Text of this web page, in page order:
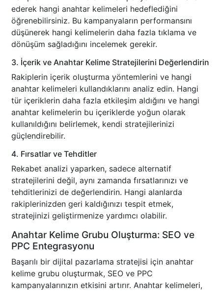
ederek hangi anahtar kelimeleri hedeflediğini
öğrenebilirsiniz. Bu kampanyaların performansını
düşünerek hangi kelimelerin daha fazla tıklama ve
dönüşüm sağladığını incelemek gerekir.
3. İçerik ve Anahtar Kelime Stratejilerini Değerlendirin
Rakiplerin içerik oluşturma yöntemlerini ve hangi
anahtar kelimeleri kullandıklarını analiz edin. Hangi
tür içeriklerin daha fazla etkileşim aldığını ve hangi
anahtar kelimelerin bu içeriklerde yoğun olarak
kullanıldığını belirlemek, kendi stratejilerinizi
güçlendirebilir.
4. Fırsatlar ve Tehditler
Rekabet analizi yaparken, sadece alternatif
stratejilerini değil, aynı zamanda fırsatlarınızı ve
tehditlerinizi de değerlendirin. Hangi alanlarda
rakiplerinizden geri kaldığınızı tespit etmek,
stratejinizi geliştirmenize yardımcı olabilir.
Anahtar Kelime Grubu Oluşturma: SEO ve
PPC Entegrasyonu
Başarılı bir dijital pazarlama stratejisi için anahtar
kelime grubu oluşturmak, SEO ve PPC
kampanyalarınızın etkisini artırır. Anahtar kelimeleri,